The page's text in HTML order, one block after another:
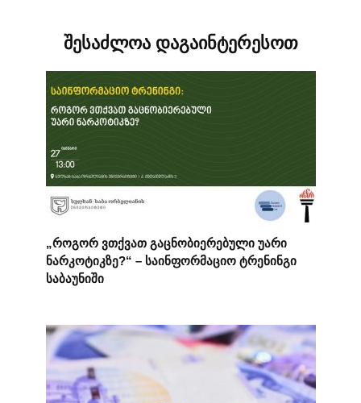
შესაძლოა დაგაინტერესოთ
„როგორ ვთქვათ გაცნობიერებული უარი
ნარკოტიკზე?“ – საინფორმაციო ტრენინგი
საბაუნიში